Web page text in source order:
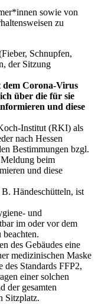
sowie von
zu
Schnupfen,
der Sitzung
dem Corona-Virus
über die für sie
und diese
Institut (RKI) als
nach Hessen
Bestimmungen bzgl.
beim
und diese
Händeschütteln, ist
und
im oder vor dem
beachten.
des Gebäudes eine
medizinischen Maske
Standards FFP2,
einer solchen
der gesamten
Sitzplatz.